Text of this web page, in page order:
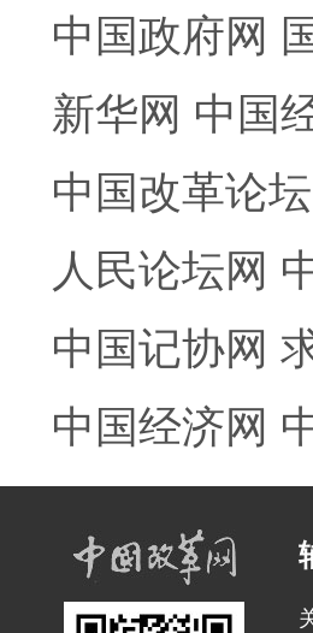
中国政府网
新华网 中国
中国改革论坛
人民论坛网
中国记协网
中国经济网